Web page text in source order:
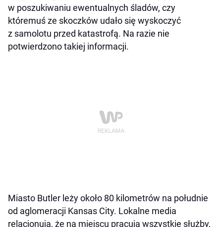
w poszukiwaniu ewentualnych śladów, czy
któremuś ze skoczków udało się wyskoczyć
z samolotu przed katastrofą. Na razie nie
potwierdzono takiej informacji.
Miasto Butler leży około 80 kilometrów na południe
od aglomeracji Kansas City. Lokalne media
relacjonują, że na miejscu pracują wszystkie służby,